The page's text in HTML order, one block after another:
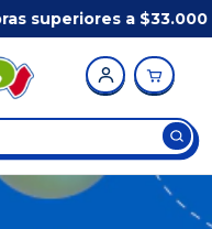
superiores a $33.000